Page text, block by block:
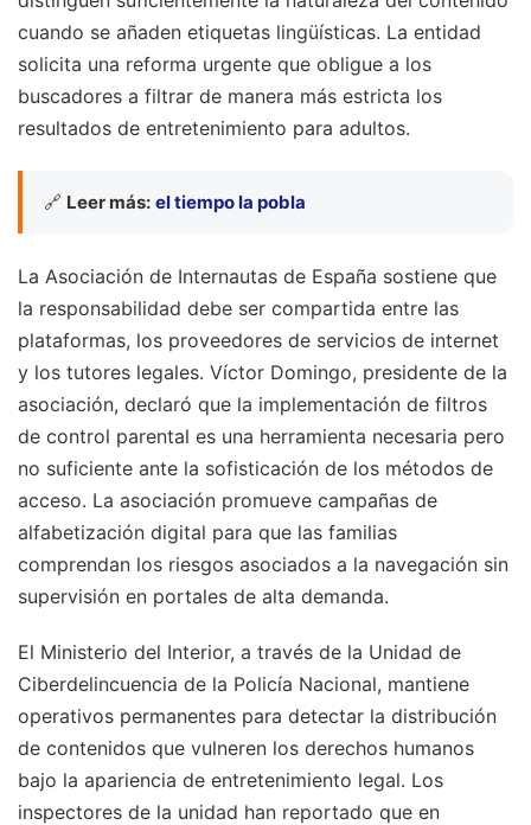
cuando se añaden etiquetas lingüísticas. La entidad
solicita una reforma urgente que obligue a los
buscadores a filtrar de manera más estricta los
resultados de entretenimiento para adultos.
🔗 Leer más: el tiempo la pobla
La Asociación de Internautas de España sostiene que
la responsabilidad debe ser compartida entre las
plataformas, los proveedores de servicios de internet
y los tutores legales. Víctor Domingo, presidente de la
asociación, declaró que la implementación de filtros
de control parental es una herramienta necesaria pero
no suficiente ante la sofisticación de los métodos de
acceso. La asociación promueve campañas de
alfabetización digital para que las familias
comprendan los riesgos asociados a la navegación sin
supervisión en portales de alta demanda.
El Ministerio del Interior, a través de la Unidad de
Ciberdelincuencia de la Policía Nacional, mantiene
operativos permanentes para detectar la distribución
de contenidos que vulneren los derechos humanos
bajo la apariencia de entretenimiento legal. Los
inspectores de la unidad han reportado que en